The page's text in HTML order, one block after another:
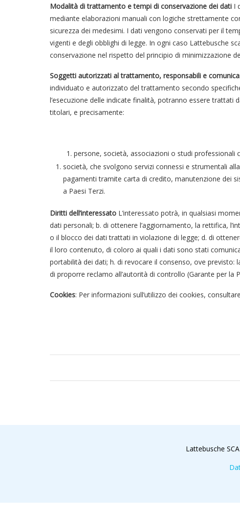
Modalità di trattamento e tempi di conservazione dei dati I
mediante elaborazioni manuali con logiche strettamente
sicurezza dei medesimi. I dati vengono conservati per il
vigenti e degli obblighi di legge. In ogni caso Lattebusche
conservazione nel rispetto del principio di minimizzazione
Soggetti autorizzati al trattamento, responsabili e
individuato e autorizzato del trattamento secondo
l’esecuzione delle indicate finalità, potranno essere
titolari, e precisamente:
persone, società, associazioni o studi professionali
società, che svolgono servizi connessi e strumentali
pagamenti tramite carta di credito, manutenzione dei
a Paesi Terzi.
Diritti dell’interessato L’interessato potrà, in qualsiasi
dati personali; b. di ottenere l’aggiornamento, la rettifica,
o il blocco dei dati trattati in violazione di legge; d. di
il loro contenuto, di coloro ai quali i dati sono stati
portabilità dei dati; h. di revocare il consenso, ove
di proporre reclamo all’autorità di controllo (Garante per la
Cookies: Per informazioni sull’utilizzo dei cookies,
Lattebusche